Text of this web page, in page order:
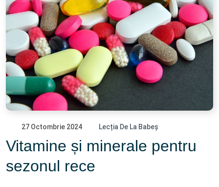
27 Octombrie 2024 Lecția De La Babeș
Vitamine și minerale pentru
sezonul rece